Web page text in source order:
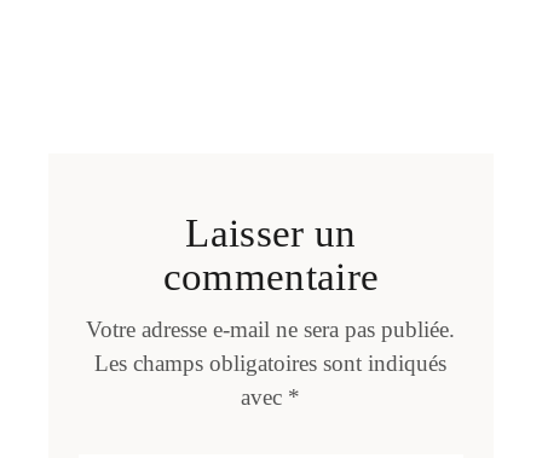
Laisser un
commentaire
Votre adresse e-mail ne sera pas publiée.
Les champs obligatoires sont indiqués
avec *